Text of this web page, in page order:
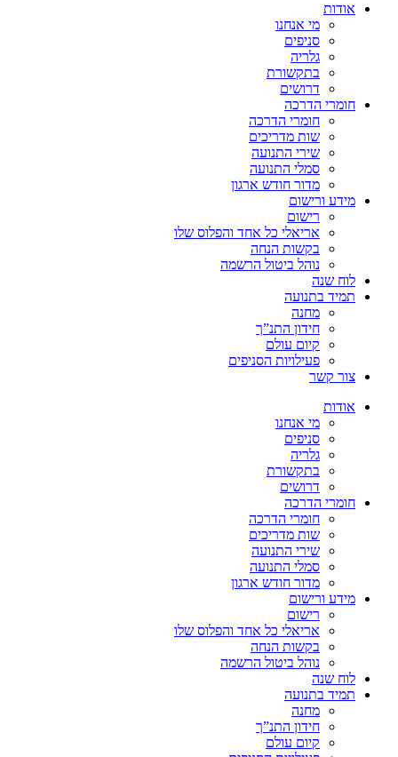
אודות
מי אנחנו
סניפים
גלריה
בתקשורת
דרושים
חומרי הדרכה
חומרי הדרכה
שות מדריכים
שירי התנועה
סמלי התנועה
מדור חודש ארגון
מידע ורישום
רישום
אריאלי כל אחד והפלוס שלו
בקשות הנחה
נוהל ביטול הרשמה
לוח שנה
תמיד בתנועה
מחנה
חידון התנ”ך
קיום עולם
פעילויות הסניפים
צור קשר
אודות
מי אנחנו
סניפים
גלריה
בתקשורת
דרושים
חומרי הדרכה
חומרי הדרכה
שות מדריכים
שירי התנועה
סמלי התנועה
מדור חודש ארגון
מידע ורישום
רישום
אריאלי כל אחד והפלוס שלו
בקשות הנחה
נוהל ביטול הרשמה
לוח שנה
תמיד בתנועה
מחנה
חידון התנ”ך
קיום עולם